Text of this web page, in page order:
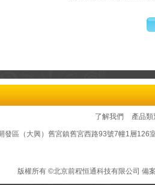
了解我們 產品類
發區（大興）舊宮鎮舊宮西路93號7幢1層
版權所有 ©北京前程恒通科技有限公司 備